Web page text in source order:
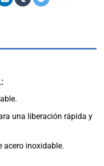
una liberación rápida y
acero inoxidable.